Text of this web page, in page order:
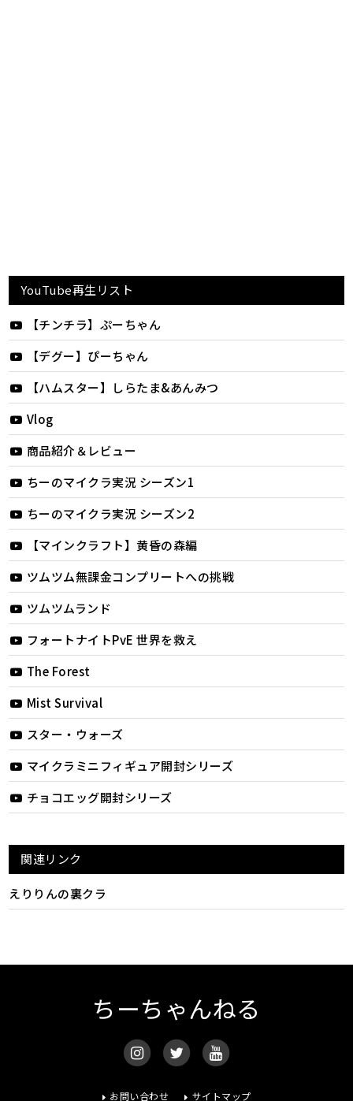
YouTube再生リスト
【チンチラ】ぷーちゃん
【デグー】ぴーちゃん
【ハムスター】しらたま&あんみつ
Vlog
商品紹介＆レビュー
ちーのマイクラ実況 シーズン1
ちーのマイクラ実況 シーズン2
【マインクラフト】黄昏の森編
ツムツム無課金コンプリートへの挑戦
ツムツムランド
フォートナイトPvE 世界を救え
The Forest
Mist Survival
スター・ウォーズ
マイクラミニフィギュア開封シリーズ
チョコエッグ開封シリーズ
関連リンク
えりりんの裏クラ
ちーちゃんねる
お問い合わせ サイトマップ